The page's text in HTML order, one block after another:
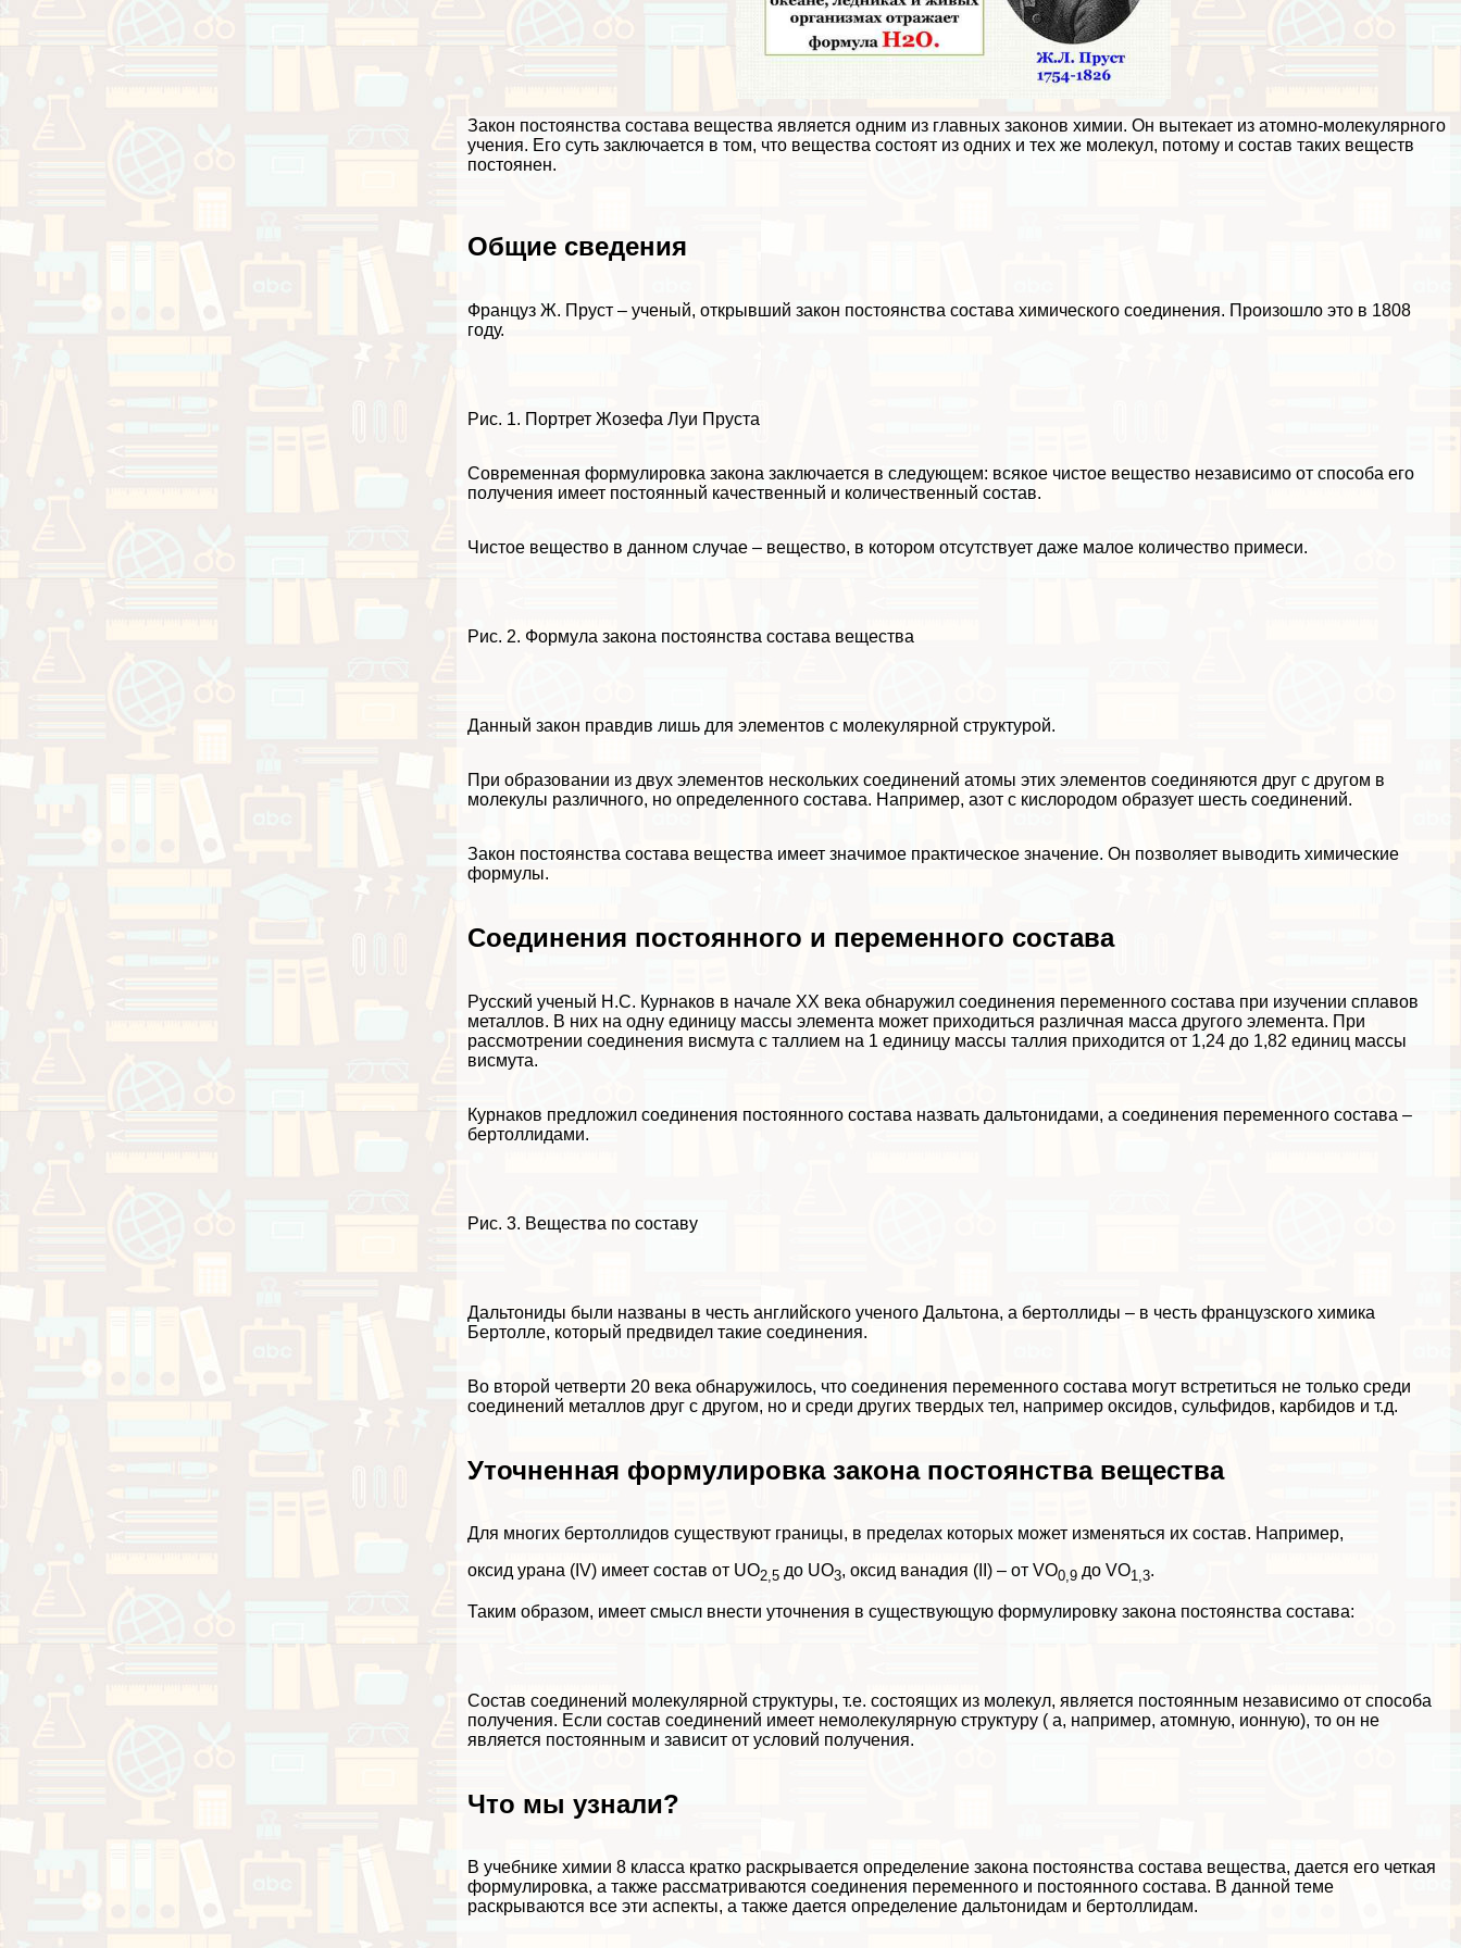
Закон постоянства состава вещества является одним из главных законов химии. Он вытекает из атомно-молекулярного
учения. Его суть заключается в том, что вещества состоят из одних и тех же молекул, потому и состав таких веществ
постоянен.
Общие сведения
Француз Ж. Пруст – ученый, открывший закон постоянства состава химического соединения. Произошло это в 1808
году.
Рис. 1. Портрет Жозефа Луи Пруста
Современная формулировка закона заключается в следующем: всякое чистое вещество независимо от способа его
получения имеет постоянный качественный и количественный состав.
Чистое вещество в данном случае – вещество, в котором отсутствует даже малое количество примеси.
Рис. 2. Формула закона постоянства состава вещества
Данный закон правдив лишь для элементов с молекулярной структурой.
При образовании из двух элементов нескольких соединений атомы этих элементов соединяются друг с другом в
молекулы различного, но определенного состава. Например, азот с кислородом образует шесть соединений.
Закон постоянства состава вещества имеет значимое пpaктическое значение. Он позволяет выводить химические
формулы.
Соединения постоянного и переменного состава
Русский ученый Н.С. Курнаков в начале XX века обнаружил соединения переменного состава при изучении сплавов
металлов. В них на одну единицу массы элемента может приходиться различная масса другого элемента. При
рассмотрении соединения висмута с таллием на 1 единицу массы таллия приходится от 1,24 до 1,82 единиц массы
висмута.
Курнаков предложил соединения постоянного состава назвать дальтонидами, а соединения переменного состава –
бертоллидами.
Рис. 3. Вещества по составу
Дальтониды были названы в честь английского ученого Дальтона, а бертоллиды – в честь французского химика
Бертолле, который предвидел такие соединения.
Во второй четверти 20 века обнаружилось, что соединения переменного состава могут встретиться не только среди
соединений металлов друг с другом, но и среди других твердых тел, например оксидов, сульфидов, карбидов и т.д.
Уточненная формулировка закона постоянства вещества
Для многих бертоллидов существуют границы, в пределах которых может изменяться их состав. Например,
оксид урана (IV) имеет состав от UO2,5 до UO3, оксид ванадия (II) – от VO0,9 до VO1,3.
Таким образом, имеет смысл внести уточнения в существующую формулировку закона постоянства состава:
Состав соединений молекулярной структуры, т.е. состоящих из молекул, является постоянным независимо от способа
получения. Если состав соединений имеет немолекулярную структуру ( а, например, атомную, ионную), то он не
является постоянным и зависит от условий получения.
Что мы узнали?
В учебнике химии 8 класса кратко раскрывается определение закона постоянства состава вещества, дается его четкая
формулировка, а также рассматриваются соединения переменного и постоянного состава. В данной теме
раскрываются все эти аспекты, а также дается определение дальтонидам и бертоллидам.